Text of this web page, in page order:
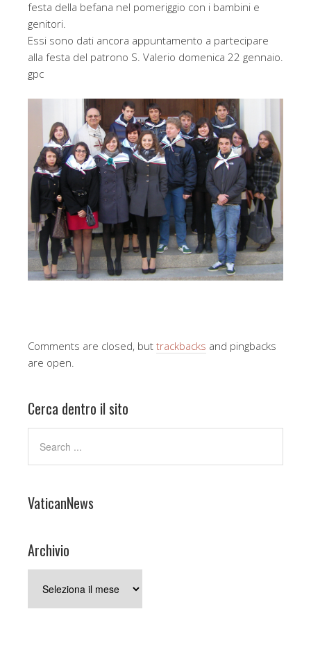
festa della befana nel pomeriggio con i bambini e
genitori.
Essi sono dati ancora appuntamento a partecipare
alla festa del patrono S. Valerio domenica 22 gennaio.
gpc
Comments are closed, but trackbacks and pingbacks
are open.
Cerca dentro il sito
VaticanNews
Archivio